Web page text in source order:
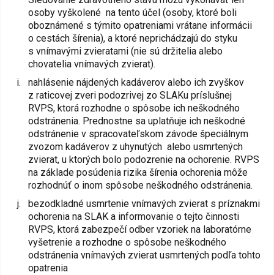
osoby vyškolené na tento účel (osoby, ktoré boli
oboznámené s týmito opatreniami vrátane informácii
o cestách šírenia), a ktoré neprichádzajú do styku
s vnímavými zvieratami (nie sú držitelia alebo
chovatelia vnímavých zvierat).
nahlásenie nájdených kadáverov alebo ich zvyškov
z raticovej zveri podozrivej zo SLAKu príslušnej
RVPS, ktorá rozhodne o spôsobe ich neškodného
odstránenia. Prednostne sa uplatňuje ich neškodné
odstránenie v spracovateľskom závode špeciálnym
zvozom kadáverov z uhynutých alebo usmrtených
zvierat, u ktorých bolo podozrenie na ochorenie. RVPS
na základe posúdenia rizika šírenia ochorenia môže
rozhodnúť o inom spôsobe neškodného odstránenia.
bezodkladné usmrtenie vnímavých zvierat s príznakmi
ochorenia na SLAK a informovanie o tejto činnosti
RVPS, ktorá zabezpečí odber vzoriek na laboratórne
vyšetrenie a rozhodne o spôsobe neškodného
odstránenia vnímavých zvierat usmrtených podľa tohto
opatrenia